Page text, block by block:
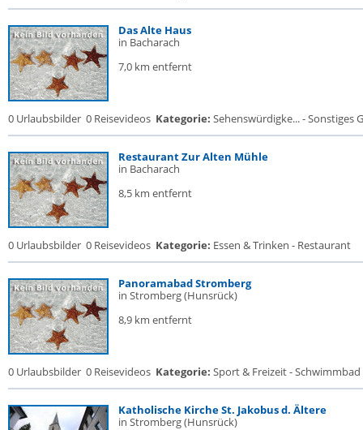
Das Alte Haus
in Bacharach
7,0 km entfernt
0 Urlaubsbilder 0 Reisevideos Kategorie: Sehenswürdigke... - Sonstiges
Restaurant Zur Alten Mühle
in Bacharach
8,5 km entfernt
0 Urlaubsbilder 0 Reisevideos Kategorie: Essen & Trinken - Restaurant
Panoramabad Stromberg
in Stromberg (Hunsrück)
8,9 km entfernt
0 Urlaubsbilder 0 Reisevideos Kategorie: Sport & Freizeit - Schwimmbad
Katholische Kirche St. Jakobus d. Ältere
in Stromberg (Hunsrück)